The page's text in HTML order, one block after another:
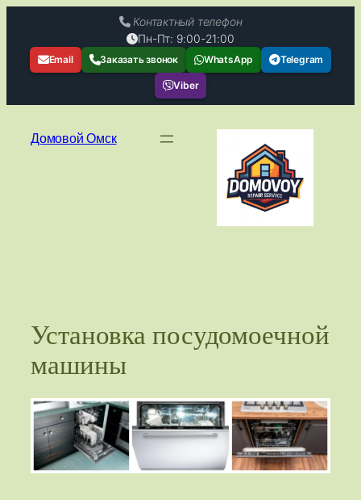
Контактный телефон
Пн-Пт: 9:00-21:00
Email Заказать звонок WhatsApp Telegram
Viber
Домовой Омск
Установка посудомоечной
машины